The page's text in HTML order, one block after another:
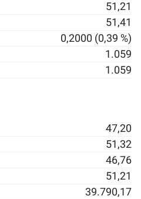
51,21
51,41
0,2000 (0,39 %)
1.059
1.059
47,20
51,32
46,76
51,21
39.790,17